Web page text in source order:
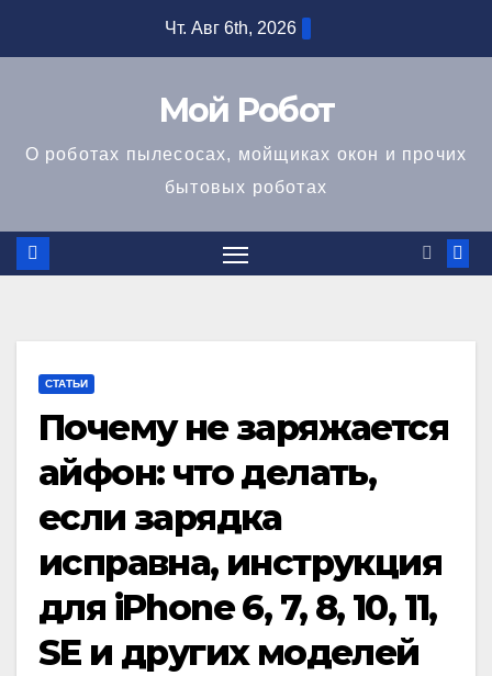
Чт. Авг 6th, 2026
Мой Робот
О роботах пылесосах, мойщиках окон и прочих
бытовых роботах
СТАТЬИ
Почему не заряжается
айфон: что делать,
если зарядка
исправна, инструкция
для iPhone 6, 7, 8, 10, 11,
SE и других моделей